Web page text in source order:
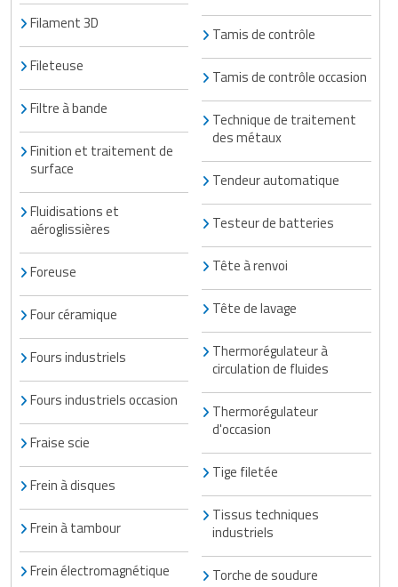
Filament 3D
Fileteuse
Filtre à bande
Finition et traitement de
surface
Fluidisations et
aéroglissières
Foreuse
Four céramique
Fours industriels
Fours industriels occasion
Fraise scie
Frein à disques
Frein à tambour
Frein électromagnétique
Tamis de contrôle
Tamis de contrôle occasion
Technique de traitement
des métaux
Tendeur automatique
Testeur de batteries
Tête à renvoi
Tête de lavage
Thermorégulateur à
circulation de fluides
Thermorégulateur
d'occasion
Tige filetée
Tissus techniques
industriels
Torche de soudure